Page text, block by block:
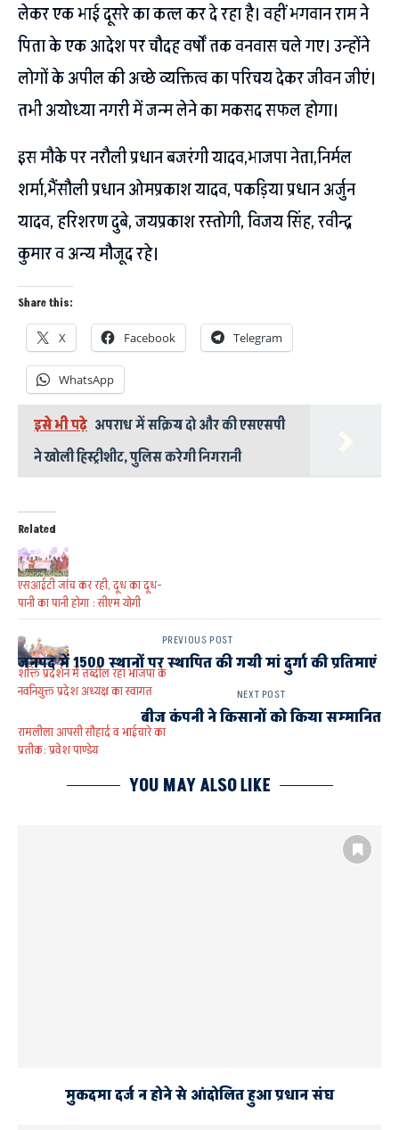
लेकर एक भाई दूसरे का कत्ल कर दे रहा है। वहीं भगवान राम ने
पिता के एक आदेश पर चौदह वर्षों तक वनवास चले गए। उन्होंने
लोगों के अपील की अच्छे व्यक्तित्व का परिचय देकर जीवन जीएं।
तभी अयोध्या नगरी में जन्म लेने का मकसद सफल होगा।
इस मौके पर नरौली प्रधान बजरंगी यादव,भाजपा नेता,निर्मल
शर्मा,भैंसौली प्रधान ओमप्रकाश यादव, पकड़िया प्रधान अर्जुन
यादव, हरिशरण दुबे, जयप्रकाश रस्तोगी, विजय सिंह, रवीन्द्र
कुमार व अन्य मौजूद रहे।
Share this:
X Facebook Telegram
WhatsApp
इसे भी पढ़े अपराध में सक्रिय दो और की एसएसपी
ने खोली हिस्ट्रीशीट, पुलिस करेगी निगरानी
Related
एसआईटी जांच कर रही, दूध का दूध-
पानी का पानी होगा : सीएम योगी
शक्ति प्रदर्शन में तब्दील रहा भाजपा के
नवनियुक्त प्रदेश अध्यक्ष का स्वागत
रामलीला आपसी सौहार्द व भाईचारे का
प्रतीक: प्रवेश पाण्डेय
PREVIOUS POST
जनपद में 1500 स्थानों पर स्थापित की गयी मां दुर्गा की प्रतिमाएं
NEXT POST
बीज कंपनी ने किसानों को किया सम्मानित
YOU MAY ALSO LIKE
मुकदमा दर्ज न होने से आंदोलित हुआ प्रधान संघ